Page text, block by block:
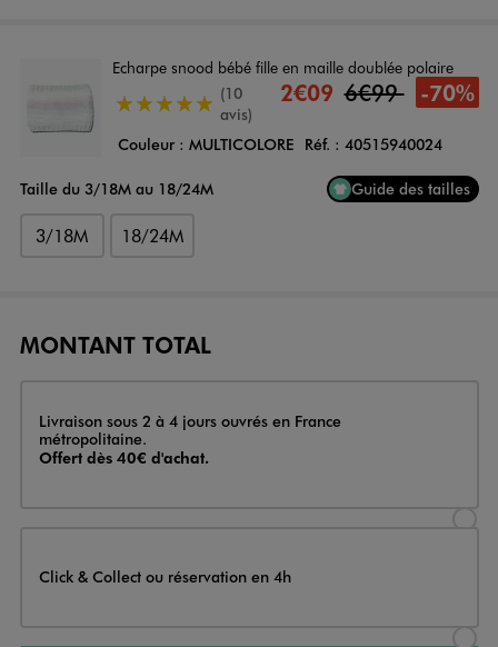
Echarpe snood bébé fille en maille doublée polaire
2€09 6€99 -70%
5/5 de moyenne
(10
avis)
Couleur : MULTICOLORE Réf. : 40515940024
Taille du 3/18M au 18/24M Guide des tailles
3/18M 18/24M
MONTANT TOTAL
Livraison
Livraison sous 2 à 4 jours ouvrés en France
métropolitaine.
Offert dès 40€ d'achat.
Click & Collect ou réservation en 4h